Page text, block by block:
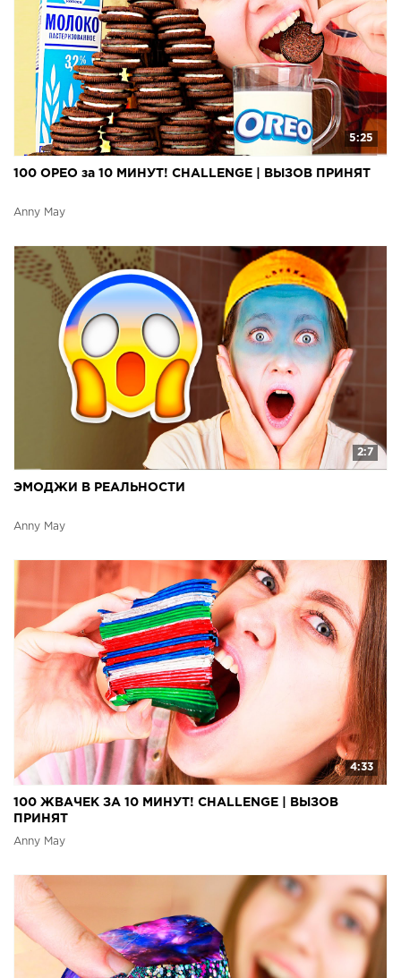
5:25
100 ОРЕО за 10 МИНУТ! CHALLENGE | ВЫЗОВ ПРИНЯТ
Anny May
2:7
ЭМОДЖИ В РЕАЛЬНОСТИ
Anny May
4:33
100 ЖВАЧЕК ЗА 10 МИНУТ! CHALLENGE | ВЫЗОВ
ПРИНЯТ
Anny May